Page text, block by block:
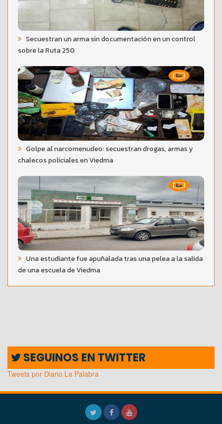
Secuestran un arma sin documentación en un control
sobre la Ruta 250
Golpe al narcomenudeo: secuestran drogas, armas y
chalecos policiales en Viedma
Una estudiante fue apuñalada tras una pelea a la salida
de una escuela de Viedma
SEGUINOS EN TWITTER
Tweets por Diario La Palabra